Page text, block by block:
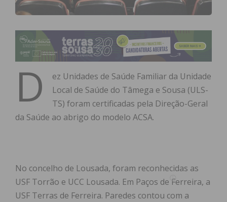
D
ez Unidades de Saúde Familiar da Unidade
Local de Saúde do Tâmega e Sousa (ULS-
TS) foram certificadas pela Direção-Geral
da Saúde ao abrigo do modelo ACSA.
No concelho de Lousada, foram reconhecidas as
USF Torrão e UCC Lousada. Em Paços de Ferreira, a
USF Terras de Ferreira. Paredes contou com a